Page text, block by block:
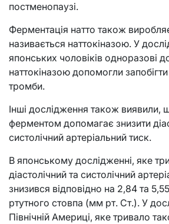
постменопаузі.
Ферментація натто також
називається наттокіназою. У
японських чоловіків одноразові
наттокіназою допомогли
тромби.
Інші дослідження також
ферментом допомагає знизити
систолічний артеріальний тиск.
В японському дослідженні, яке
діастолічний та систолічний
знизився відповідно на 2,84 та
ртутного стовпа (мм рт. Ст.). У
Північній Америці, яке тривало